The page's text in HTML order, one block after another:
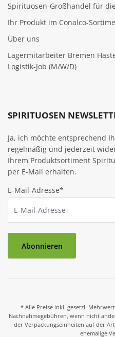
Spirituosen-Großhandel für
Ihr Produkt im Conalco-
Über uns
Lagermitarbeiter Bremen
Logistik-Job (M/W/D)
SPIRITUOSEN
Ja, ich möchte entsprechend
regelmäßig und jederzeit
Ihrem Produktsortiment
per E-Mail erhalten.
E-Mail-Adresse*
Abonnieren
* Alle Preise inkl. gesetzl.
Nachnahmegebühren, wenn nicht
der Verpackungseinheiten auf der
ehemalige